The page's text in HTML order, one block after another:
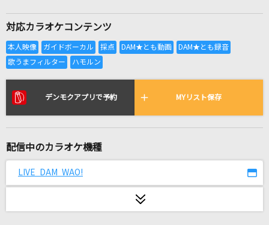
全国りれき
リアルタイムで歌われている曲の一覧
[生音]I Want You Back [帰ってほしいの]
君セン!
iLiFE!
藤井 風
対応カラオケコンテンツ
デンモクアプリで予約 MYリスト保存
配信中のカラオケ機種
LIVE DAM WAO!